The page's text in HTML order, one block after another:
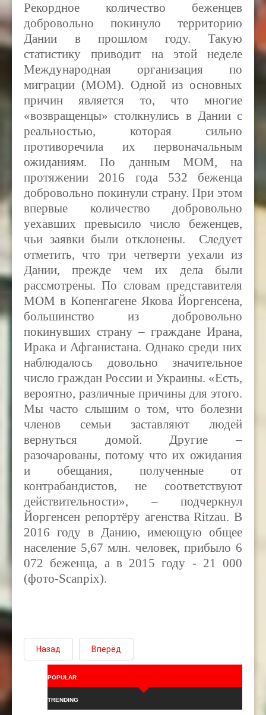
Рекордное количество беженцев
добровольно покинуло территорию
Дании в прошлом году. Такую
статистику приводит на этой неделе
Международная организация по
миграции (MOM). Одной из основных
причин является то, что многие
«возвращенцы» столкнулись в Дании с
реальностью, которая сильно
противоречила их первоначальным
ожиданиям. По данным MOM, на
протяжении 2016 года 532 беженца
добровольно покинули страну. При этом
впервые количество добровольно
уехавших превысило число беженцев,
чьи заявки были отклонены. Следует
отметить, что три четверти уехали из
Дании, прежде чем их дела были
рассмотрены. По словам представителя
MOM в Копенгагене Якова Йоргенсена,
большинство из добровольно
покинувших страну – граждане Ирана,
Ирака и Афганистана. Однако среди них
наблюдалось довольно значительное
число граждан России и Украины. «Есть,
вероятно, различные причины для этого.
Мы часто слышим о том, что болезни
членов семьи заставляют людей
вернуться домой. Другие –
разочарованы, потому что их ожидания
и обещания, полученные от
контрабандистов, не соответствуют
действительности», – подчеркнул
Йоргенсен репортёру агенстваRitzau. В
2016 году в Данию, имеющую общее
население 5,67 млн. человек, прибыло 6
072 беженца, а в 2015 году - 21 000
(фото-Scanpix).
Назад Вперёд
POPULAR
TRENDING